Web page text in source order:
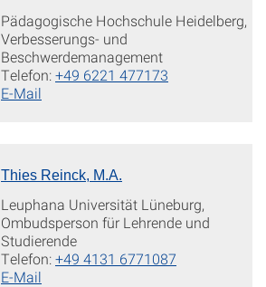
Pädagogische Hochschule Heidelberg,
Verbesserungs- und
Beschwerdemanagement
Telefon:+49 6221 477173
E-Mail
Thies Reinck, M.A.
Leuphana Universität Lüneburg,
Ombudsperson für Lehrende und
Studierende
Telefon:+49 4131 6771087
E-Mail